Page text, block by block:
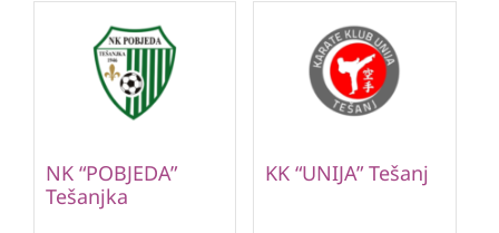
NK “POBJEDA”
Tešanjka
KK “UNIJA” Tešanj